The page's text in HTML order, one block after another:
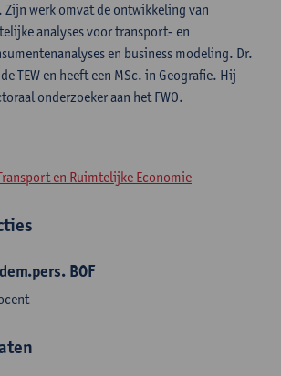
Zijn werk omvat de ontwikkeling van
analyses voor transport- en
en business modeling. Dr.
TEW en heeft een MSc. in Geografie. Hij
onderzoeker aan het FWO.
en Ruimtelijke Economie
BOF